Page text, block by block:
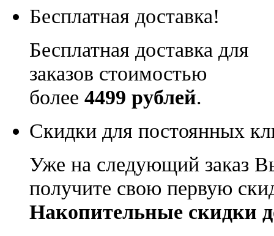
Бесплатная доставка!
Бесплатная доставка для
заказов стоимостью
более 4499 рублей.
Скидки для постоянных
Уже на следующий заказ
получите свою первую
Накопительные скидки